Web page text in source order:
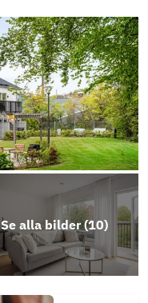
Se alla bilder (10)